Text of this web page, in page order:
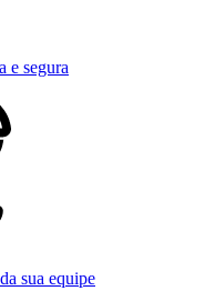
e segura
sua equipe